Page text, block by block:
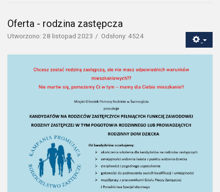
Oferta - rodzina zastępcza
Utworzono: 28 listopad 2023 Odsłony: 4524